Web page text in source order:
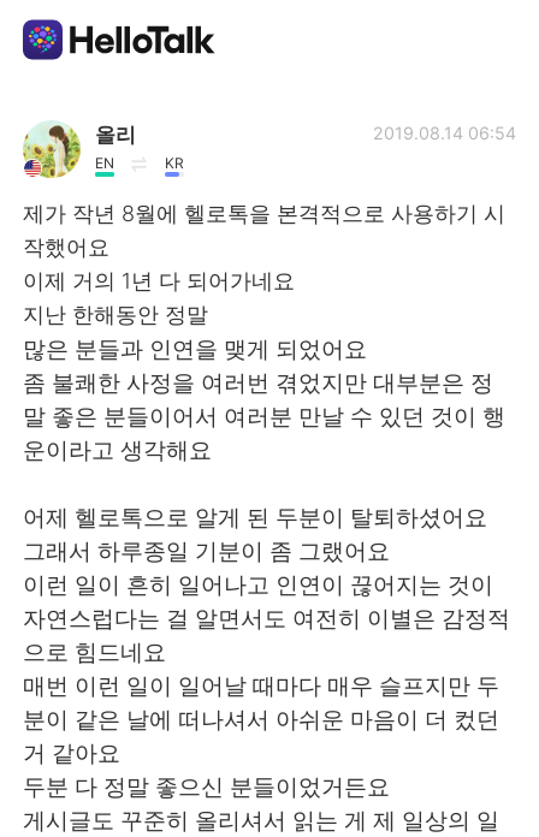
Language Exchange App
AI Grammar Checker
English
简体中文 繁體中文
Español العربية
日本語 한국어
Русский ไทย
Indonesia
Türkçe Tiếng Việt
Português
올리
EN KR
2019.08.14 06:54
제가 작년 8월에 헬로톡을 본격적으로 사용하기 시
작했어요
이제 거의 1년 다 되어가네요
지난 한해동안 정말
많은 분들과 인연을 맺게 되었어요
좀 불쾌한 사정을 여러번 겪었지만 대부분은 정
말 좋은 분들이어서 여러분 만날 수 있던 것이 행
운이라고 생각해요
어제 헬로톡으로 알게 된 두분이 탈퇴하셨어요
그래서 하루종일 기분이 좀 그랬어요
이런 일이 흔히 일어나고 인연이 끊어지는 것이
자연스럽다는 걸 알면서도 여전히 이별은 감정적
으로 힘드네요
매번 이런 일이 일어날 때마다 매우 슬프지만 두
분이 같은 날에 떠나셔서 아쉬운 마음이 더 컸던
거 같아요
두분 다 정말 좋으신 분들이었거든요
게시글도 꾸준히 올리셔서 읽는 게 제 일상의 일